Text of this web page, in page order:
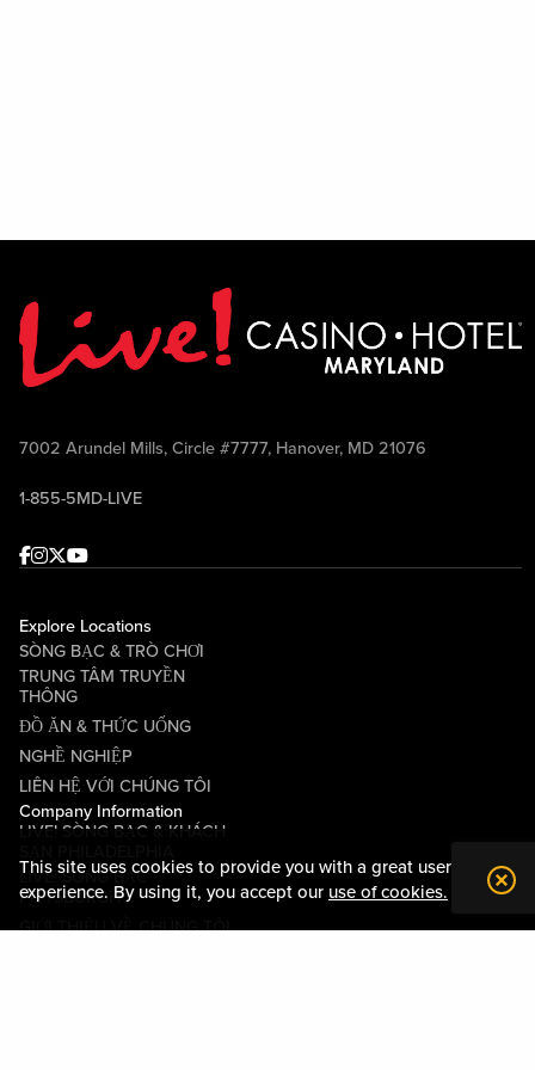
This site uses cookies to provide you with a great user
experience. By using it, you accept our use of cookies.
7002 Arundel Mills, Circle #7777, Hanover, MD 21076
1-855-5MD-LIVE
Facebook
Instagram
Twitter
Youtube
Explore Locations
SÒNG BẠC & TRÒ CHƠI
TRUNG TÂM TRUYỀN
THÔNG
ĐỒ ĂN & THỨC UỐNG
NGHỀ NGHIỆP
LIÊN HỆ VỚI CHÚNG TÔI
Company Information
LIVE! SÒNG BẠC & KHÁCH
LIVE! SÒNG BẠC
PITTSBURGH
GIỚI THIỆU VỀ CHÚNG TÔI